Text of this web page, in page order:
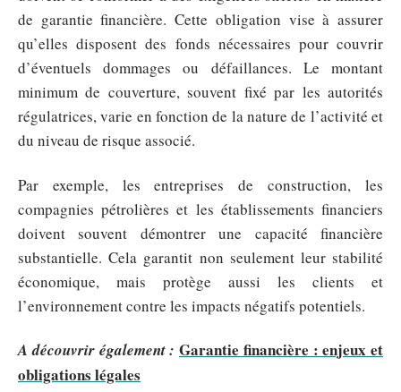
de garantie financière. Cette obligation vise à assurer
qu’elles disposent des fonds nécessaires pour couvrir
d’éventuels dommages ou défaillances. Le montant
minimum de couverture, souvent fixé par les autorités
régulatrices, varie en fonction de la nature de l’activité et
du niveau de risque associé.
Par exemple, les entreprises de construction, les
compagnies pétrolières et les établissements financiers
doivent souvent démontrer une capacité financière
substantielle. Cela garantit non seulement leur stabilité
économique, mais protège aussi les clients et
l’environnement contre les impacts négatifs potentiels.
A découvrir également : Garantie financière : enjeux et
obligations légales